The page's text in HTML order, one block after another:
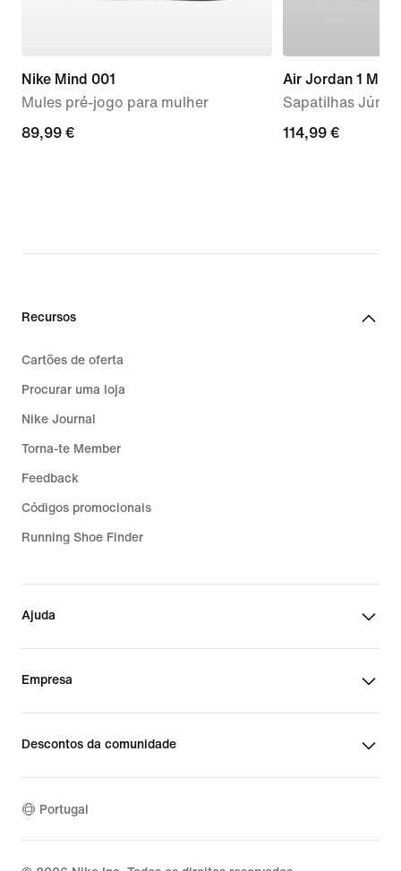
Nike Mind 001
Mules pré-jogo para mulher
89,99
89,99 €
Air Jordan 1 Mid
Sapatilhas Júnior
114,99
114,99 €
Recursos
Cartões de oferta
Procurar uma loja
Nike Journal
Torna-te Member
Feedback
Códigos promocionais
Running Shoe Finder
Ajuda
Empresa
Descontos da comunidade
Portugal